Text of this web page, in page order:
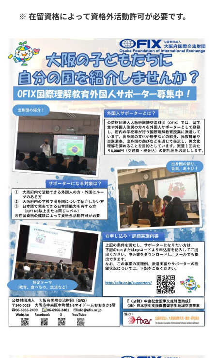
※ 在留資格によって資格外活動許可が必要です。